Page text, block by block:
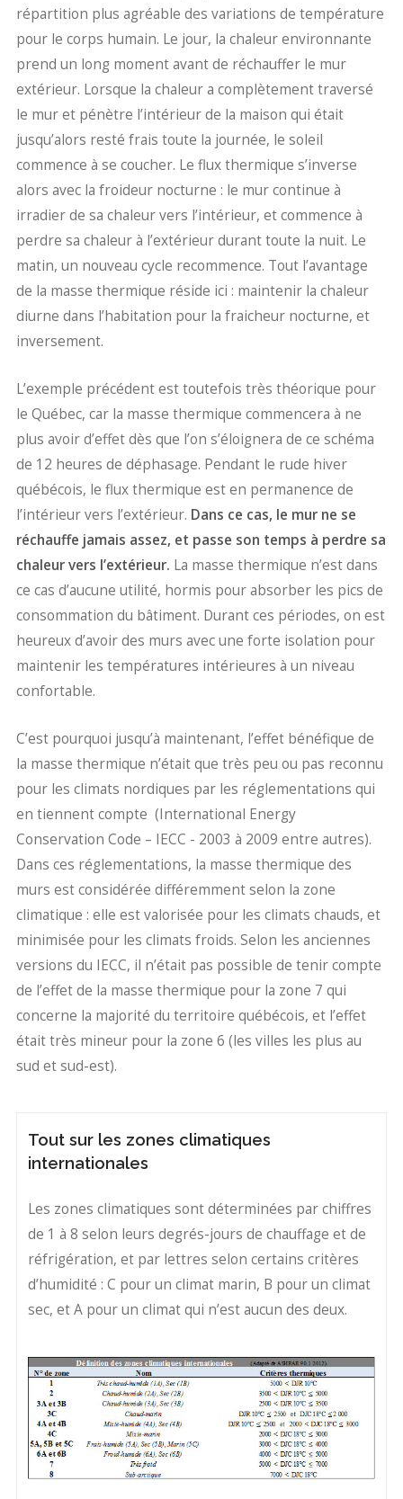
répartition plus agréable des variations de température
pour le corps humain. Le jour, la chaleur environnante
prend un long moment avant de réchauffer le mur
extérieur. Lorsque la chaleur a complètement traversé
le mur et pénètre l’intérieur de la maison qui était
jusqu’alors resté frais toute la journée, le soleil
commence à se coucher. Le flux thermique s’inverse
alors avec la froideur nocturne : le mur continue à
irradier de sa chaleur vers l’intérieur, et commence à
perdre sa chaleur à l’extérieur durant toute la nuit. Le
matin, un nouveau cycle recommence. Tout l’avantage
de la masse thermique réside ici : maintenir la chaleur
diurne dans l’habitation pour la fraicheur nocturne, et
inversement.
L’exemple précédent est toutefois très théorique pour
le Québec, car la masse thermique commencera à ne
plus avoir d’effet dès que l’on s’éloignera de ce schéma
de 12 heures de déphasage. Pendant le rude hiver
québécois, le flux thermique est en permanence de
l’intérieur vers l’extérieur. Dans ce cas, le mur ne se
réchauffe jamais assez, et passe son temps à perdre sa
chaleur vers l’extérieur. La masse thermique n’est dans
ce cas d’aucune utilité, hormis pour absorber les pics de
consommation du bâtiment. Durant ces périodes, on est
heureux d’avoir des murs avec une forte isolation pour
maintenir les températures intérieures à un niveau
confortable.
C’est pourquoi jusqu’à maintenant, l’effet bénéfique de
la masse thermique n’était que très peu ou pas reconnu
pour les climats nordiques par les réglementations qui
en tiennent compte (International Energy
Conservation Code – IECC - 2003 à 2009 entre autres).
Dans ces réglementations, la masse thermique des
murs est considérée différemment selon la zone
climatique : elle est valorisée pour les climats chauds, et
minimisée pour les climats froids. Selon les anciennes
versions du IECC, il n’était pas possible de tenir compte
de l’effet de la masse thermique pour la zone 7 qui
concerne la majorité du territoire québécois, et l’effet
était très mineur pour la zone 6 (les villes les plus au
sud et sud-est).
Tout sur les zones climatiques
internationales
Les zones climatiques sont déterminées par chiffres
de 1 à 8 selon leurs degrés-jours de chauffage et de
réfrigération, et par lettres selon certains critères
d’humidité : C pour un climat marin, B pour un climat
sec, et A pour un climat qui n’est aucun des deux.